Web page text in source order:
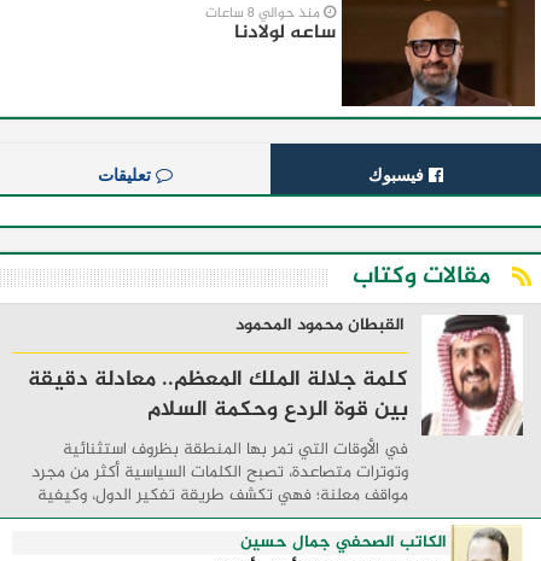
منذ حوالي 8 ساعات
ساعه لولادنا
فيسبوك تعليقات
مقالات وكتاب
القبطان محمود المحمود
كلمة جلالة الملك المعظم.. معادلة دقيقة
بين قوة الردع وحكمة السلام
في الأوقات التي تمر بها المنطقة بظروف استثنائية
وتوترات متصاعدة، تصبح الكلمات السياسية أكثر من مجرد
مواقف معلنة؛ فهي تكشف طريقة تفكير الدول، وكيفية
إدارتها للأزمات، والحدود التي تفصل بين القوة ...
الكاتب الصحفي جمال حسين